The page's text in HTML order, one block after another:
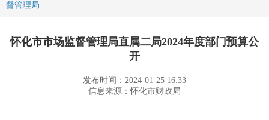
督管理局
怀化市市场监督管理局直属二局2024年度部门预算公
开
发布时间：2024-01-25 16:33
信息来源：怀化市财政局